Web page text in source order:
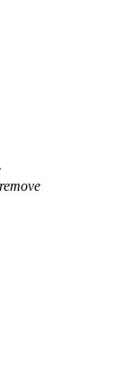
remove